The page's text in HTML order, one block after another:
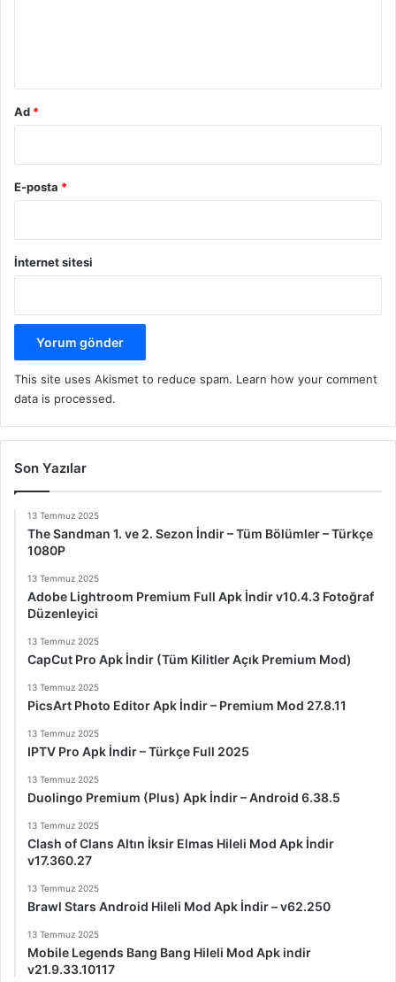
Ad *
E-posta *
İnternet sitesi
This site uses Akismet to reduce spam. Learn how your comment
data is processed.
Son Yazılar
13 Temmuz 2025
The Sandman 1. ve 2. Sezon İndir – Tüm Bölümler – Türkçe
1080P
13 Temmuz 2025
Adobe Lightroom Premium Full Apk İndir v10.4.3 Fotoğraf
Düzenleyici
13 Temmuz 2025
CapCut Pro Apk İndir (Tüm Kilitler Açık Premium Mod)
13 Temmuz 2025
PicsArt Photo Editor Apk İndir – Premium Mod 27.8.11
13 Temmuz 2025
IPTV Pro Apk İndir – Türkçe Full 2025
13 Temmuz 2025
Duolingo Premium (Plus) Apk İndir – Android 6.38.5
13 Temmuz 2025
Clash of Clans Altın İksir Elmas Hileli Mod Apk İndir
v17.360.27
13 Temmuz 2025
Brawl Stars Android Hileli Mod Apk İndir – v62.250
13 Temmuz 2025
Mobile Legends Bang Bang Hileli Mod Apk indir
v21.9.33.10117